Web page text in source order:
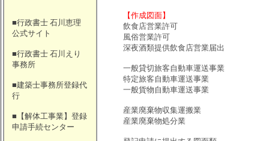
■行政書士 石川恵理
公式サイト
■行政書士 石川えり
事務所
■建築士事務所登録代
行
■【解体工事業】登録
申請手続センター
【作成図面】
飲食店営業許可
風俗営業許可
深夜酒類提供飲食店営業届出
一般貸切旅客自動車運送事業
特定旅客自動車運送事業
一般貨物自動車運送事業
産業廃棄物収集運搬業
産業廃棄物処分業